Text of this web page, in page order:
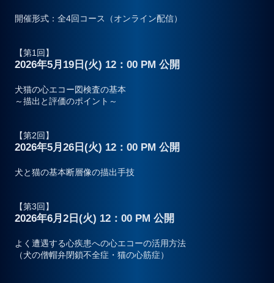
開催形式：全4回コース（オンライン配信）
【第1回】
2026年5月19日(火) 12：00 PM 公開
犬猫の心エコー図検査の基本
～描出と評価のポイント～
【第2回】
2026年5月26日(火) 12：00 PM 公開
犬と猫の基本断層像の描出手技
【第3回】
2026年6月2日(火) 12：00 PM 公開
よく遭遇する心疾患への心エコーの活用方法
（犬の僧帽弁閉鎖不全症・猫の心筋症）